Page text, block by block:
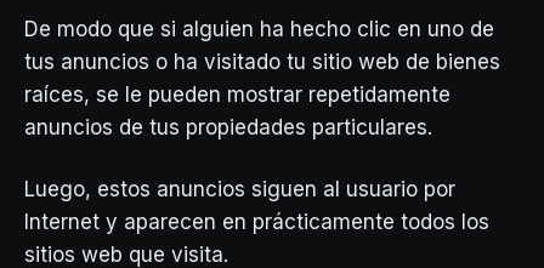
De modo que si alguien ha hecho clic en uno de
tus anuncios o ha visitado tu sitio web de bienes
raíces, se le pueden mostrar repetidamente
anuncios de tus propiedades particulares.
Luego, estos anuncios siguen al usuario por
Internet y aparecen en prácticamente todos los
sitios web que visita.